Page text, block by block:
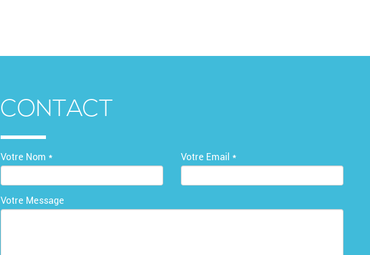
CONTACT
Votre Nom * Votre Email *
Votre Message